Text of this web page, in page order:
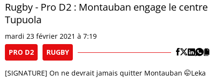
Rugby - Pro D2 : Montauban engage le centre
Tupuola
mardi 23 février 2021 à 7:19
PRO D2
RUGBY
[SIGNATURE] On ne devrait jamais quitter Montauban 🤭Leka